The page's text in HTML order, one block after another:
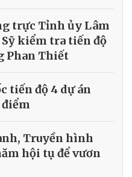
trực Tỉnh ủy Lâm
kiểm tra tiến độ
Phan Thiết
tiến độ 4 dự án
Truyền hình
hội tụ để vươn